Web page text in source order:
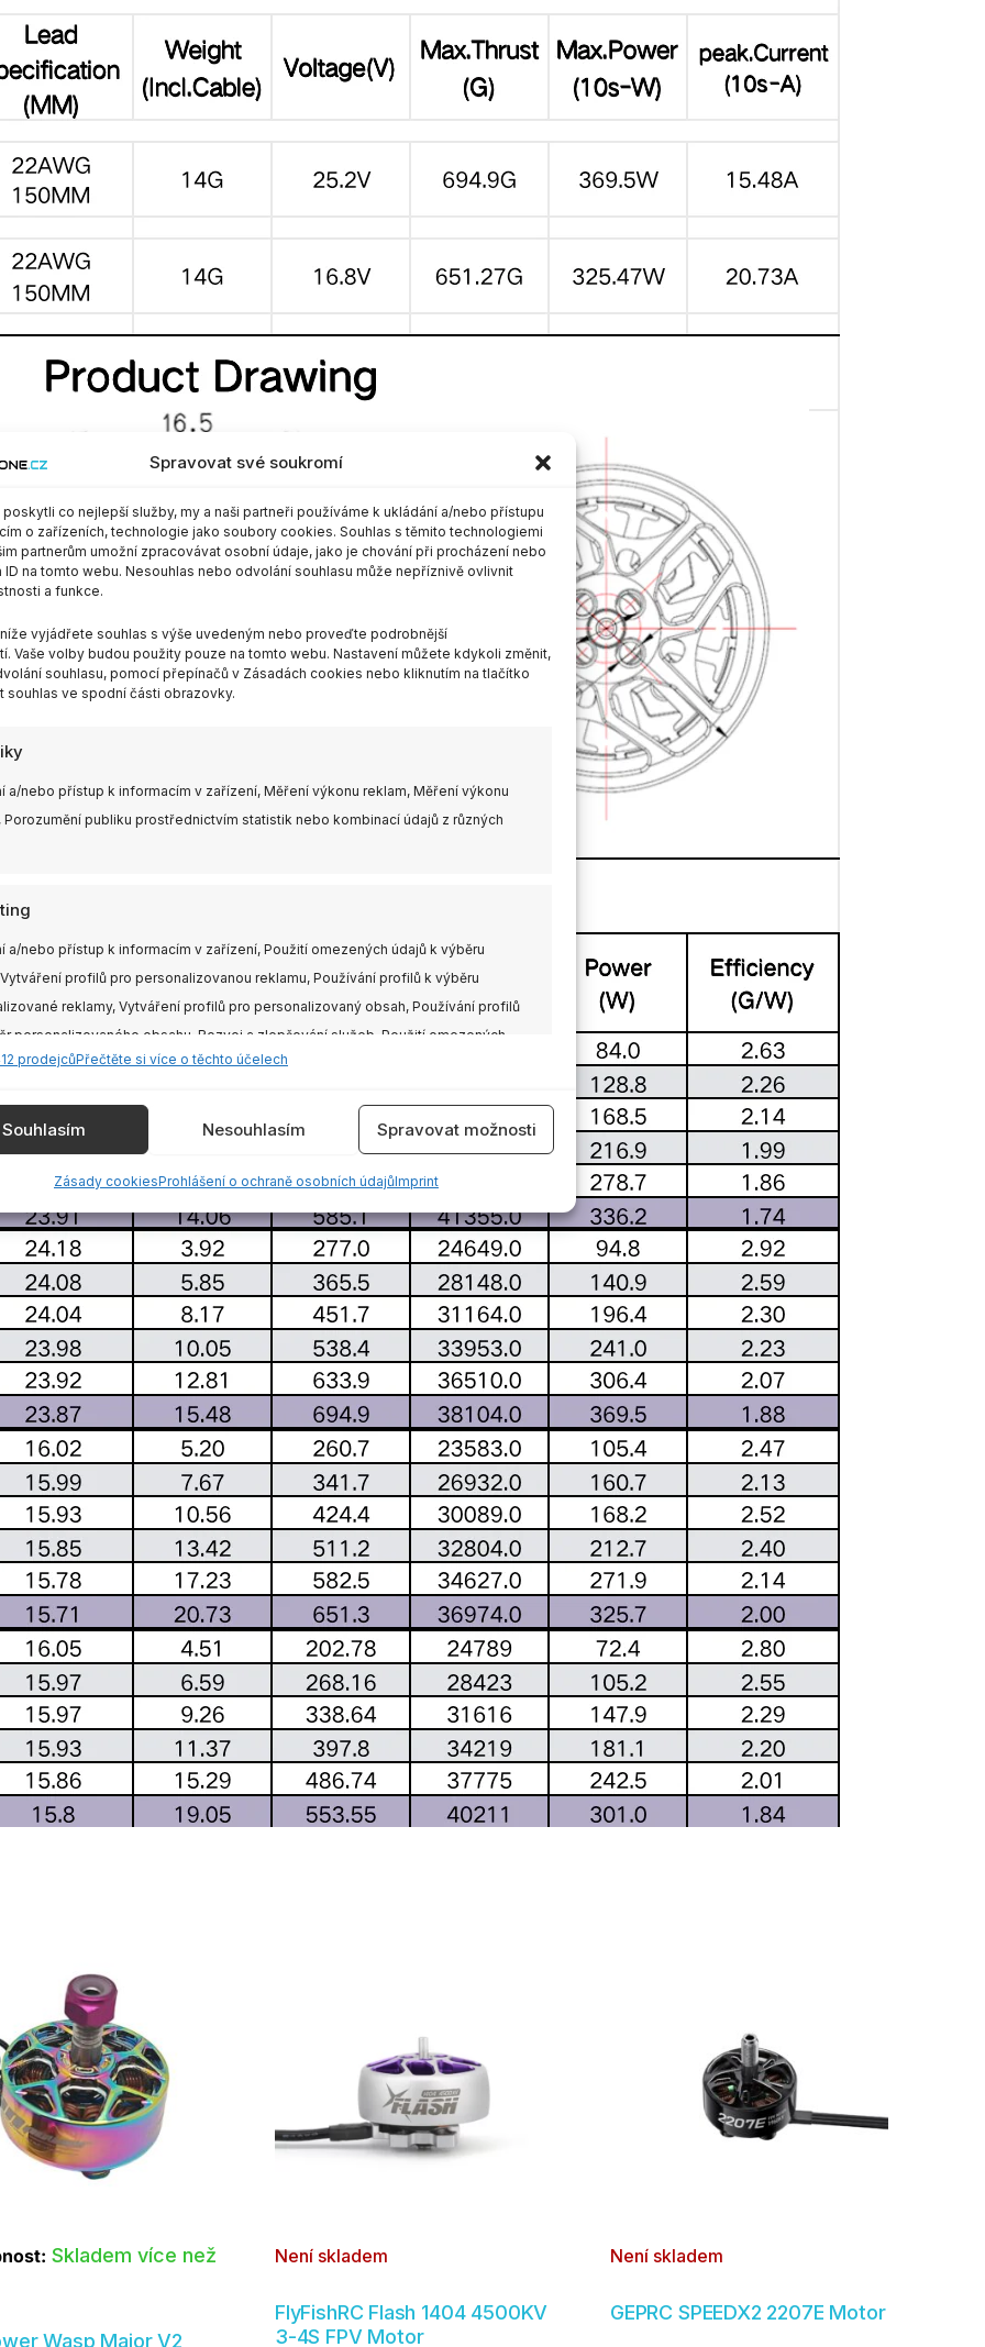
Spravovat své soukromí
co nejlepší služby, my a naši partneři používáme k ukládání a/nebo přístupu
o zařízeních, technologie jako soubory cookies. Souhlas s těmito technologiemi
partnerům umožní zpracovávat osobní údaje, jako je chování při procházení nebo
ID na tomto webu. Nesouhlas nebo odvolání souhlasu může nepříznivě ovlivnit
a funkce.
vyjádřete souhlas s výše uvedeným nebo proveďte podrobnější
Vaše volby budou použity pouze na tomto webu. Nastavení můžete kdykoli změnit,
souhlasu, pomocí přepínačů v Zásadách cookies nebo kliknutím na tlačítko
souhlas ve spodní části obrazovky.
a/nebo přístup k informacím v zařízení, Měření výkonu reklam, Měření výkonu
Porozumění publiku prostřednictvím statistik nebo kombinací údajů z různých
a/nebo přístup k informacím v zařízení, Použití omezených údajů k výběru
profilů pro personalizovanou reklamu, Používání profilů k výběru
reklamy, Vytváření profilů pro personalizovaný obsah, Používání profilů
personalizovaného obsahu, Rozvoj a zlepšování služeb, Použití omezených
obsahu.
Vždy aktivní
Identifikace zařízení na základě automaticky přenášených informací.
bezpečnosti, předcházení a zjišťování podvodů a
chyb, Poskytování a zobrazování reklamy a
Ukládání a sdělování voleb ochrany osobních údajů.
Vždy aktivní
prodejcůPřečtěte si více o těchto účelech
Souhlasím Nesouhlasím Spravovat možnosti
Zásady cookiesProhlášení o ochraně osobních údajůImprint
Skladem více než
Wasp Major V2
Není skladem
FlyFishRC Flash 1404 4500KV
3-4S FPV Motor
Není skladem
GEPRC SPEEDX2 2207E Motor